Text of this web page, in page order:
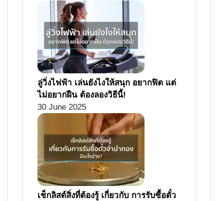
ลู่วิ่งไฟฟ้า เล่นยังไงให้สนุก อยากฟิต แต่
ไม่อยากฝืน ต้องลองวิธีนี้!
30 June 2025
เช็กลิสต์สิ่งที่ต้องรู้ เกี่ยวกับ การรับซื้อตั๋ว